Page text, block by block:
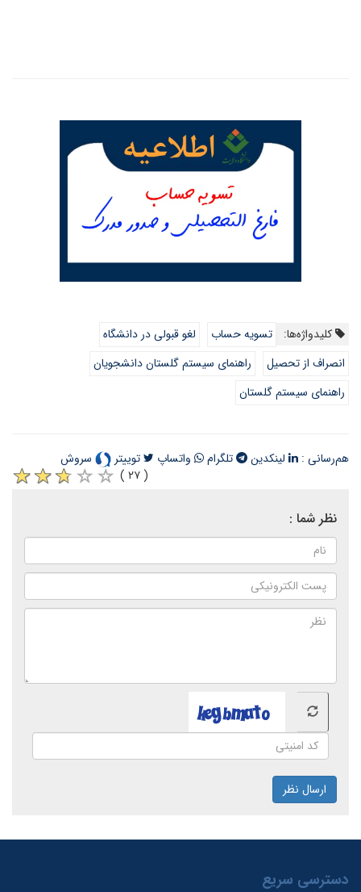
کلیدواژه‌ها: تسویه حساب
لغو قبولی در دانشگاه
انصراف از تحصیل
راهنمای سیستم گلستان دانشجویان
راهنمای سیستم گلستان
هم‌رسانی : لینکدین تلگرام واتساپ توییتر
سروش
( ۲۷ )
نظر شما :
ارسال نظر
دسترسی سریع